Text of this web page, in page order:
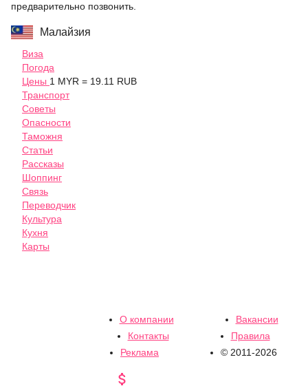
предварительно позвонить.
Малайзия
Виза
Погода
Цены 1 MYR = 19.11 RUB
Транспорт
Советы
Опасности
Таможня
Статьи
Рассказы
Шоппинг
Связь
Переводчик
Культура
Кухня
Карты
О компании
Вакансии
Контакты
Правила
Реклама
© 2011-2026
